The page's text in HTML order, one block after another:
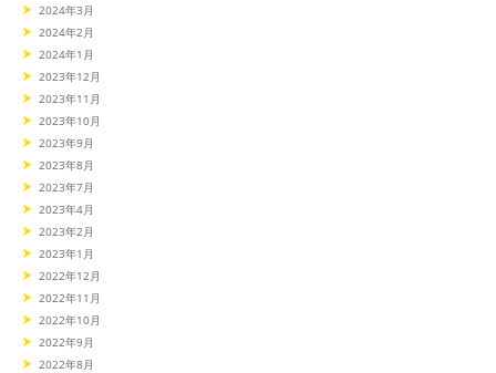
2024年3月
2024年2月
2024年1月
2023年12月
2023年11月
2023年10月
2023年9月
2023年8月
2023年7月
2023年4月
2023年2月
2023年1月
2022年12月
2022年11月
2022年10月
2022年9月
2022年8月